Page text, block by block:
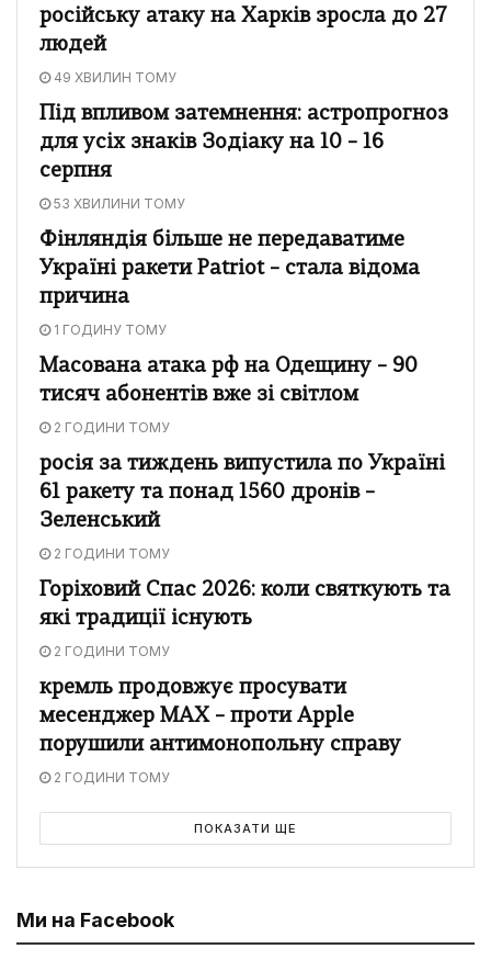
російську атаку на Харків зросла до 27
людей
49 ХВИЛИН ТОМУ
Під впливом затемнення: астропрогноз
для усіх знаків Зодіаку на 10 – 16
серпня
53 ХВИЛИНИ ТОМУ
Фінляндія більше не передаватиме
Україні ракети Patriot – стала відома
причина
1 ГОДИНУ ТОМУ
Масована атака рф на Одещину – 90
тисяч абонентів вже зі світлом
2 ГОДИНИ ТОМУ
росія за тиждень випустила по Україні
61 ракету та понад 1560 дронів –
Зеленський
2 ГОДИНИ ТОМУ
Горіховий Спас 2026: коли святкують та
які традиції існують
2 ГОДИНИ ТОМУ
кремль продовжує просувати
месенджер MAX – проти Apple
порушили антимонопольну справу
2 ГОДИНИ ТОМУ
ПОКАЗАТИ ЩЕ
Ми на Facebook